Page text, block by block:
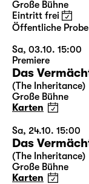
Große Bühne
Eintritt frei
Öffentliche Probe
Sa, 03.10. 15:00
Premiere
Das
(The Inheritance)
Große Bühne
Karten
Sa, 24.10. 15:00
Das
(The Inheritance)
Große Bühne
Karten